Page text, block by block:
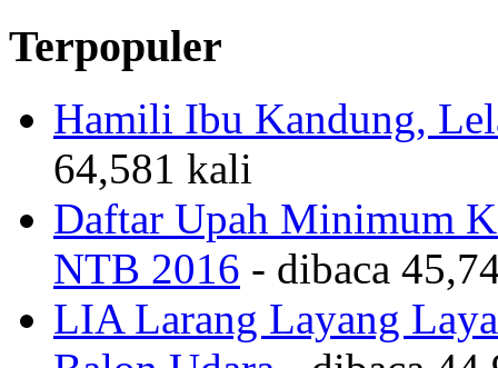
Terpopuler
Hamili Ibu Kandung,
64,581 kali
Daftar Upah Minimum
NTB 2016 - dibaca
LIA Larang Layang